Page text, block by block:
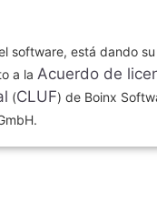
software, está dando su
a la Acuerdo de
(CLUF) de Boinx